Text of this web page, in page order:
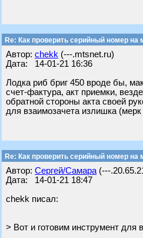
Re: Как проверить серийный номер на
Автор: chekk (---.mtsnet.ru)
Дата: 14-01-21 16:36
Лодка риб бриг 450 вроде бы,
счет-фактура, акт приемки,
обратной стороны акта своей
для взаимозачета излишка
Re: Как проверить серийный номер на
Автор: Сергей/Самара (---
Дата: 14-01-21 18:47
chekk писал:
> Вот и готовим инструмент для